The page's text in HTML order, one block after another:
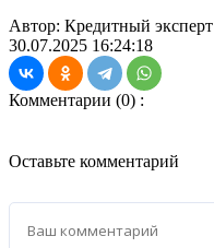
Автор: Кредитный эксперт
30.07.2025 16:24:18
Комментарии (0) :
Оставьте комментарий